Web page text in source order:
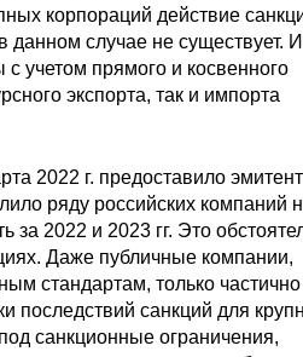
корпораций действие
случае не существует.
учетом прямого и косвенного
экспорта, так и импорта
2022 г. предоставило
ряду российских компаний
2022 и 2023 гг. Это
Даже публичные компании,
стандартам, только частично
последствий санкций для
санкционные ограничения,